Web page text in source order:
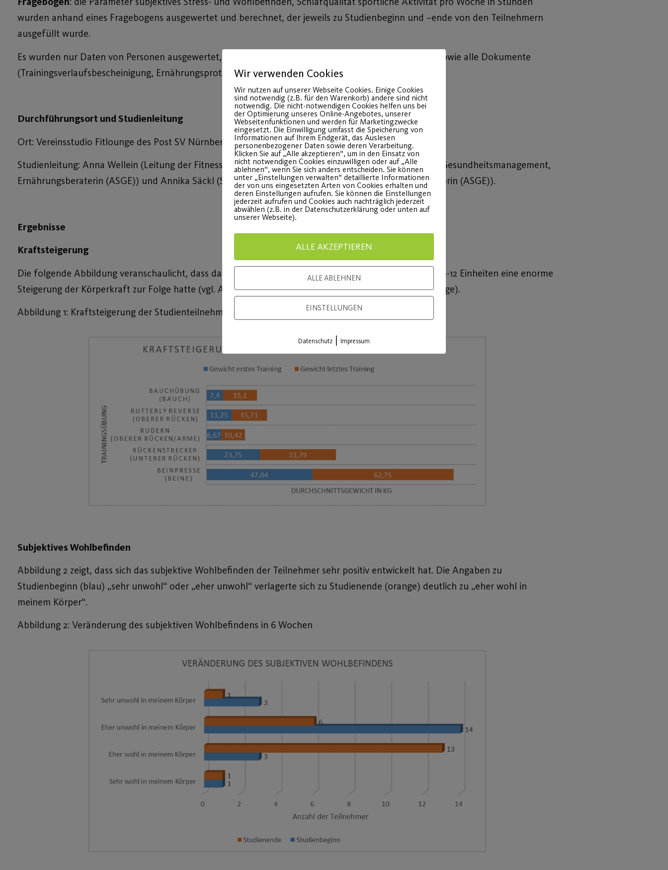
wurden anhand eines Fragebogens ausgewertet und berechnet, der jeweils zu Studienbeginn und –ende von den Teilnehmern
ausgefüllt wurde.
Es wurden nur Daten von Personen ausgewertet, die die festgelegten Mindestanforderungen erfüllt sowie alle Dokumente
(Trainingsverlaufsbescheinigung, Ernährungsprotokoll und Fragebögen) eingereicht haben.
Durchführungsort und Studienleitung
Ort: Vereinsstudio Fitlounge des Post SV Nürnberg.
Studienleitung: Anna Wellein (Leitung der Fitnessstudios, Master of Business Administration Sport- & Gesundheitsmanagement,
Ernährungsberaterin (ASGE)) und Annika Säckl (Service-Leitung Fitlounge, Trainerin, Ernährungsberaterin (ASGE)).
Ergebnisse
Kraftsteigerung
Die folgende Abbildung veranschaulicht, dass das Kraft- und Ausdauertraining bereits bei den ersten 9-12 Einheiten eine enorme
Steigerung der Körperkraft zur Folge hatte (vgl. Abb. 1). Teilweise hat sich diese sogar verdoppelt (orange).
Abbildung 1: Kraftsteigerung der Studienteilnehmer während der Studie
Subjektives Wohlbefinden
Abbildung 2 zeigt, dass sich das subjektive Wohlbefinden der Teilnehmer sehr positiv entwickelt hat. Die Angaben zu
Studienbeginn (blau) „sehr unwohl“ oder „eher unwohl“ verlagerte sich zu Studienende (orange) deutlich zu „eher wohl in
meinem Körper“.
Abbildung 2: Veränderung des subjektiven Wohlbefindens in 6 Wochen
Wir verwenden Cookies
Wir nutzen auf unserer Webseite Cookies. Einige Cookies
sind notwendig (z.B. für den Warenkorb) andere sind nicht
notwendig. Die nicht-notwendigen Cookies helfen uns bei
der Optimierung unseres Online-Angebotes, unserer
Webseitenfunktionen und werden für Marketingzwecke
eingesetzt. Die Einwilligung umfasst die Speicherung von
Informationen auf Ihrem Endgerät, das Auslesen
personenbezogener Daten sowie deren Verarbeitung.
Klicken Sie auf „Alle akzeptieren“, um in den Einsatz von
nicht notwendigen Cookies einzuwilligen oder auf „Alle
ablehnen“, wenn Sie sich anders entscheiden. Sie können
unter „Einstellungen verwalten“ detaillierte Informationen
der von uns eingesetzten Arten von Cookies erhalten und
deren Einstellungen aufrufen. Sie können die Einstellungen
jederzeit aufrufen und Cookies auch nachträglich jederzeit
abwählen (z.B. in der Datenschutzerklärung oder unten auf
unserer Webseite).
ALLE AKZEPTIEREN
ALLE ABLEHNEN
EINSTELLUNGEN
Datenschutz | Impressum